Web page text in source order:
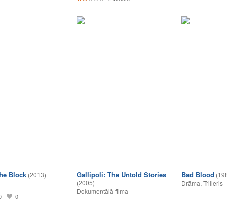
Block (2013)
0
Gallipoli: The Untold Stories
(2005)
Dokumentālā filma
Bad Blood
Drāma, Trilleris